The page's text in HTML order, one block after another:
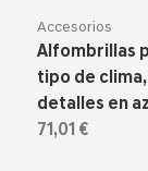
Accesorios
Alfombrillas
tipo de
detalles en
71,01 €